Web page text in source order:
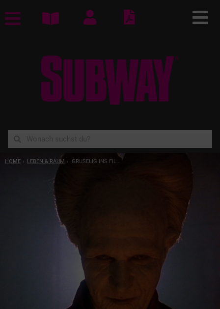
YOU ARE HERE:
HOME LEBEN & RAUM GRUSELIG INS FILMFEST!